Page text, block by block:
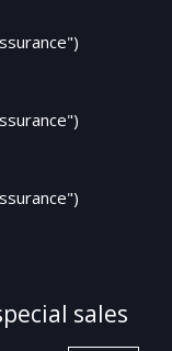
sales